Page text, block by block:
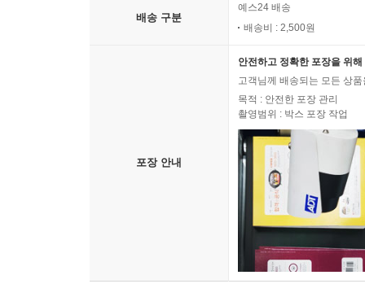
배송 구분
예스24 배송
배송비 : 2,500원
포장 안내
안전하고 정확한 포장을 위
고객님께 배송되는 모든 상
목적 : 안전한 포장 관리
촬영범위 : 박스 포장 작업